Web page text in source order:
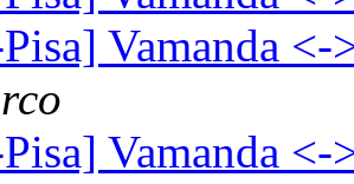
Vamanda
Vamanda